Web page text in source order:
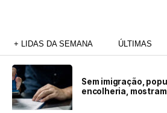
+ LIDAS DA SEMANA ÚLTIMAS
Sem imigração,
encolheria,